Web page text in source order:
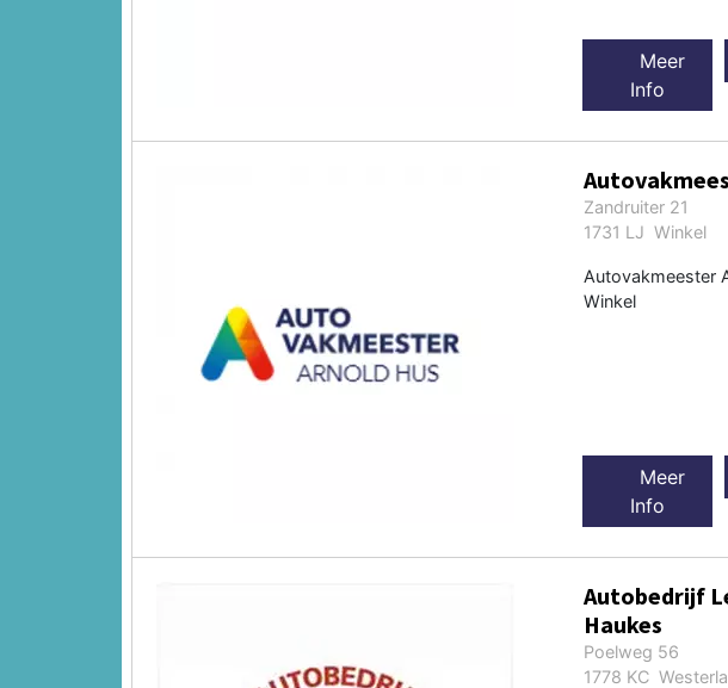
Meer
Info
Zandruiter 21
1731 LJ Winkel
Autovakmeester
Winkel
Meer
Info
Autobedrijf
Haukes
Poelweg 56
1778 KC